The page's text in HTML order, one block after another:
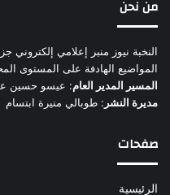
من نحن
النخبة نيوز منبر إعلامي إلكتروني
المواضيع الهادفة على المستوى
المسير المدير العام: عيسو حسين
مديرة النشر : طوبالي منيرة ابتسام
صفحات
الرئيسية